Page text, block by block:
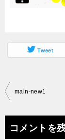
Tweet
投
ビ
main-new1
コメントを